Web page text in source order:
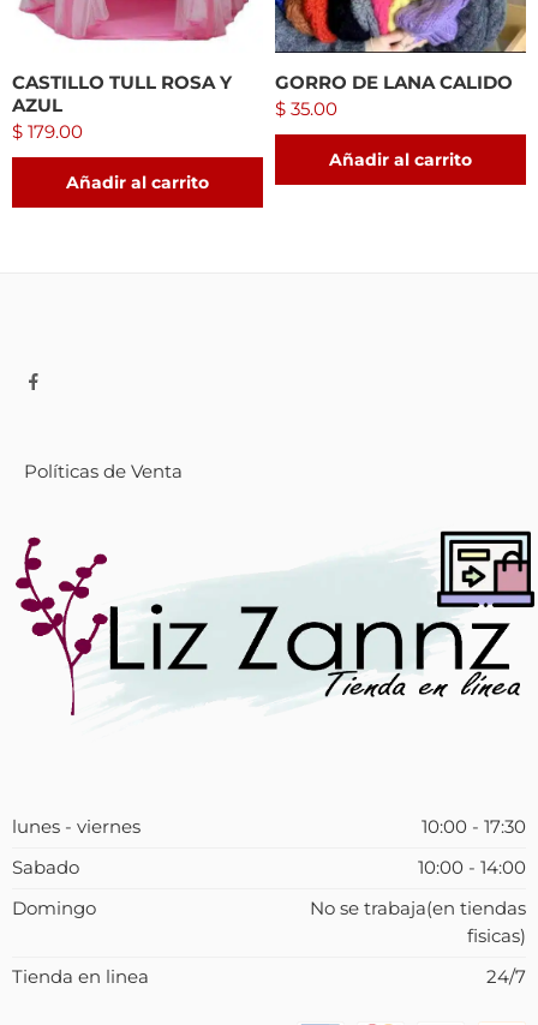
CASTILLO TULL ROSA Y
AZUL
$ 179.00
Añadir al carrito
GORRO DE LANA CALIDO
$ 35.00
Añadir al carrito
Políticas de Venta
lunes - viernes
10:00 - 17:30
Sabado
10:00 - 14:00
Domingo
No se trabaja(en tiendas
fisicas)
Tienda en linea
24/7